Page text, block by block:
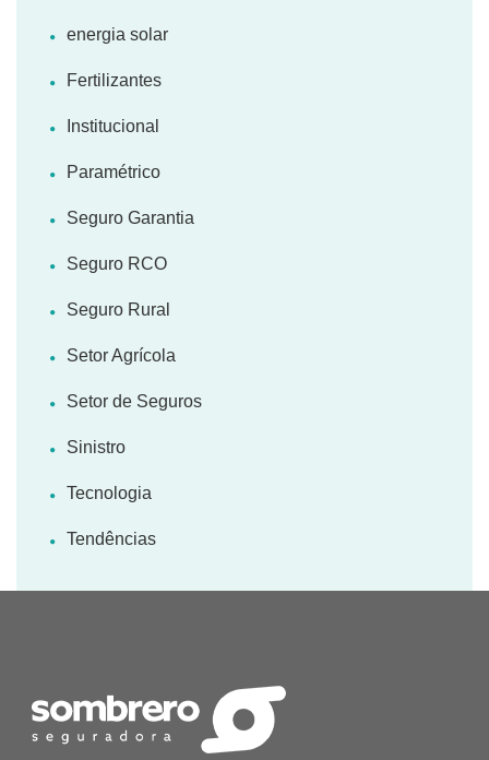
energia solar
Fertilizantes
Institucional
Paramétrico
Seguro Garantia
Seguro RCO
Seguro Rural
Setor Agrícola
Setor de Seguros
Sinistro
Tecnologia
Tendências